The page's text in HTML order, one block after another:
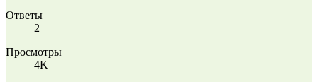
Ответы
2
Просмотры
4K